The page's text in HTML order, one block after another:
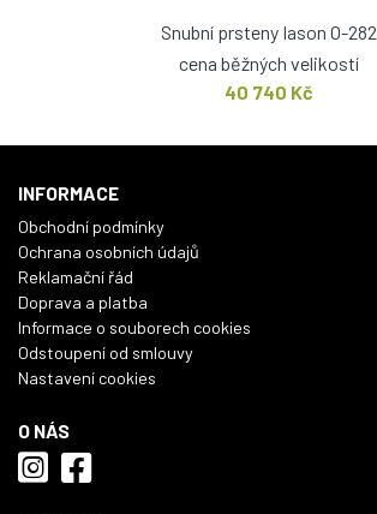
Snubní prsteny Iason O-282
cena běžných velikostí
40 740 Kč
INFORMACE
Obchodní podmínky
Ochrana osobních údajů
Reklamační řád
Doprava a platba
Informace o souborech cookies
Odstoupení od smlouvy
Nastavení cookies
O NÁS